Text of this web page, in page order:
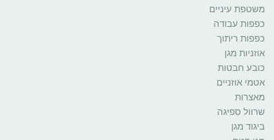
משטפת עיניים
כפפות עבודה
כפפות ריתוך
אוזניות מגן
כובע חבטות
אטמי אוזניים
מאצרות
שרוול ספיגה
ביגוד מגן